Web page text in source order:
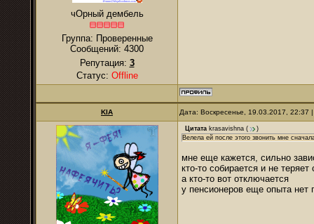
чОрный дембель
Группа: Проверенные
Сообщений: 4300
Репутация: 3
Статус: Offline
KIA Дата: Воскресенье, 19.03.2017,
Цитата krasavishna (
)
Велела ей после этого звонить мне
мне еще кажется, сильно
кто-то собирается и не
а кто-то вот отключается
у пенсионеров еще опыта нет